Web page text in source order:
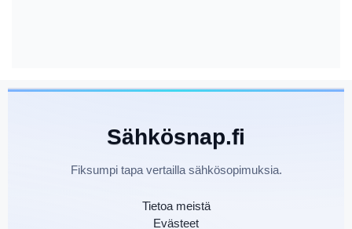
Sähkösnap.fi
Fiksumpi tapa vertailla sähkösopimuksia.
Tietoa meistä
Evästeet